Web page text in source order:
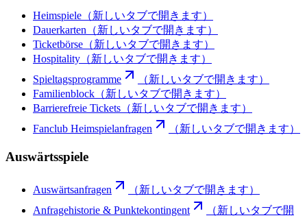
Heimspiele （新しいタブで開きます）
Dauerkarten （新しいタブで開きます）
Ticketbörse （新しいタブで開きます）
Hospitality （新しいタブで開きます）
Spieltagsprogramme
（新しいタブで開きます）
Familienblock （新しいタブで開きます）
Barrierefreie Tickets （新しいタブで開きます）
Fanclub Heimspielanfragen
（新しいタブで開きます）
Auswärtsspiele
Auswärtsanfragen
（新しいタブで開きます）
Anfragehistorie & Punktekontingent
（新しいタブで開